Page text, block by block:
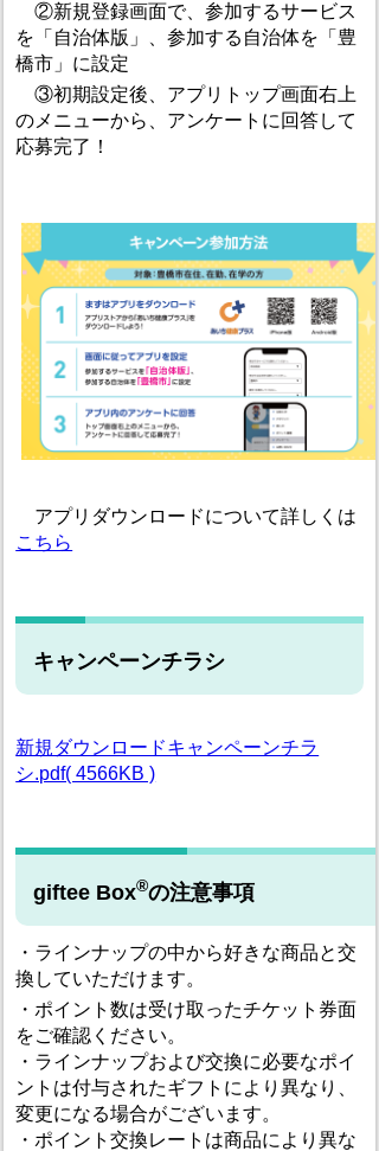
②新規登録画面で、参加するサービス
を「自治体版」、参加する自治体を「豊
橋市」に設定
③初期設定後、アプリトップ画面右上
のメニューから、アンケートに回答して
応募完了！
アプリダウンロードについて詳しくは
こちら
キャンペーンチラシ
新規ダウンロードキャンペーンチラ
シ.pdf( 4566KB )
giftee Box®の注意事項
・ラインナップの中から好きな商品と交
換していただけます。
・ポイント数は受け取ったチケット券面
をご確認ください。
・ラインナップおよび交換に必要なポイ
ントは付与されたギフトにより異なり、
変更になる場合がございます。
・ポイント交換レートは商品により異な